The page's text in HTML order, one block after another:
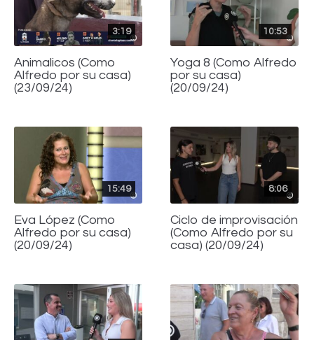
3:19
Animalicos (Como
Alfredo por su casa)
(23/09/24)
10:53
Yoga 8 (Como Alfredo
por su casa)
(20/09/24)
15:49
Eva López (Como
Alfredo por su casa)
(20/09/24)
8:06
Ciclo de improvisación
(Como Alfredo por su
casa) (20/09/24)